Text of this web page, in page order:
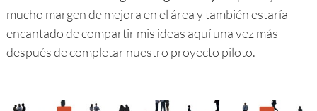
mucho margen de mejora en el área y también estaría
encantado de compartir mis ideas aquí una vez más
después de completar nuestro proyecto piloto.